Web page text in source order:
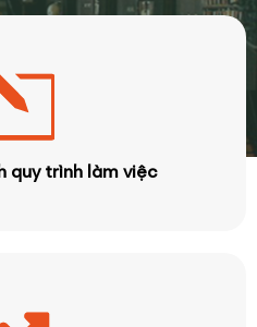
quy trình làm việc